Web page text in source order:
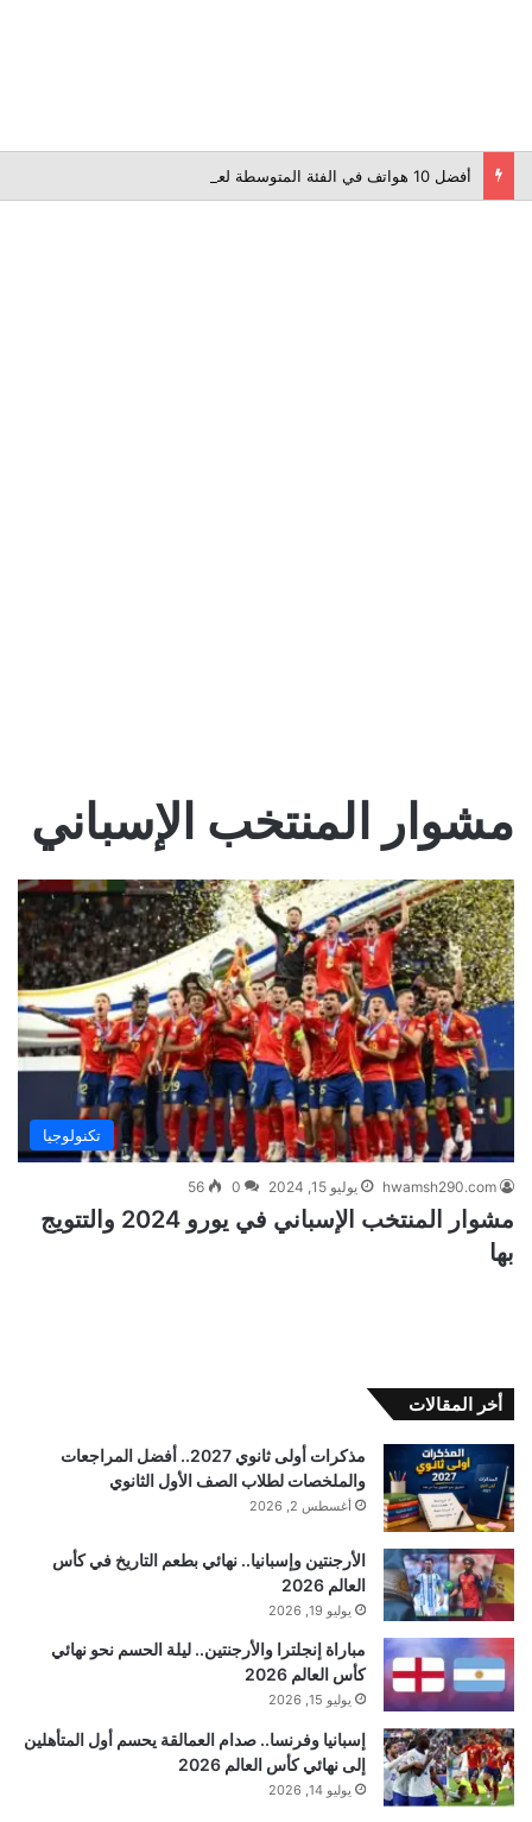
أفضل 10 هواتف في الفئة المتوسطة لعام 2026
مشوار المنتخب الإسباني
تكنولوجيا
hwamsh290.com يوليو 15, 2024 0
56
مشوار المنتخب الإسباني في يورو 2024 والتتويج
بها
أخر المقالات
مذكرات أولى ثانوي 2027.. أفضل المراجعات
والملخصات لطلاب الصف الأول الثانوي
أغسطس 2, 2026
الأرجنتين وإسبانيا.. نهائي بطعم التاريخ في كأس
العالم 2026
يوليو 19, 2026
مباراة إنجلترا والأرجنتين.. ليلة الحسم نحو نهائي
كأس العالم 2026
يوليو 15, 2026
إسبانيا وفرنسا.. صدام العمالقة يحسم أول المتأهلين
إلى نهائي كأس العالم 2026
يوليو 14, 2026